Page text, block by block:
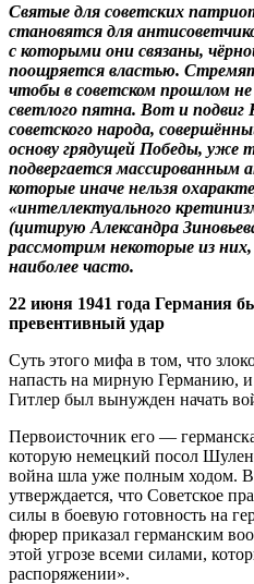
Святые для советских
становятся для
с которыми они связаны,
поощряется властью.
чтобы в советском прошлом не
светлого пятна. Вот и подвиг
советского народа,
основу грядущей Победы, уже
подвергается массированным
которые иначе нельзя
«интеллектуального
(цитирую Александра
рассмотрим некоторые из
наиболее часто.
22 июня 1941 года Германия
превентивный удар
Суть этого мифа в том, что
напасть на мирную Германию, и
Гитлер был вынужден начать
Первоисточник его —
которую немецкий посол
война шла уже полным ходом. В
утверждается, что Советское
силы в боевую готовность на
фюрер приказал германским
этой угрозе всеми силами,
распоряжении».